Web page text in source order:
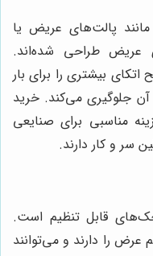
مانند پالت‌های عریض یا
عریض طراحی شده‌اند.
بیشتری را برای بار
جلوگیری می‌کند. خرید
مناسبی برای صنایعی
سر و کار دارند.
قابل تنظیم است.
را دارند و می‌توانند